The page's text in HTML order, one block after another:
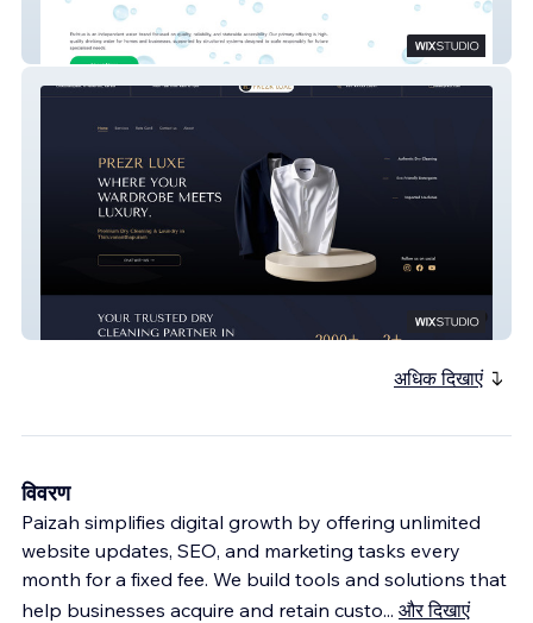
ETCHTUO
Prezr Luxe
अधिक दिखाएं
विवरण
Paizah simplifies digital growth by offering unlimited
website updates, SEO, and marketing tasks every
month for a fixed fee. We build tools and solutions that
help businesses acquire and retain custo... और दिखाएं